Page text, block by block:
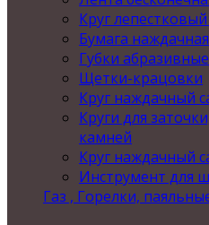
Круг
Бумага
Губки абразивные
Щетки-крацовки
Круг наждачный
Круги для
камней
Круг наждачный
Инструмент для
Газ , Горелки,